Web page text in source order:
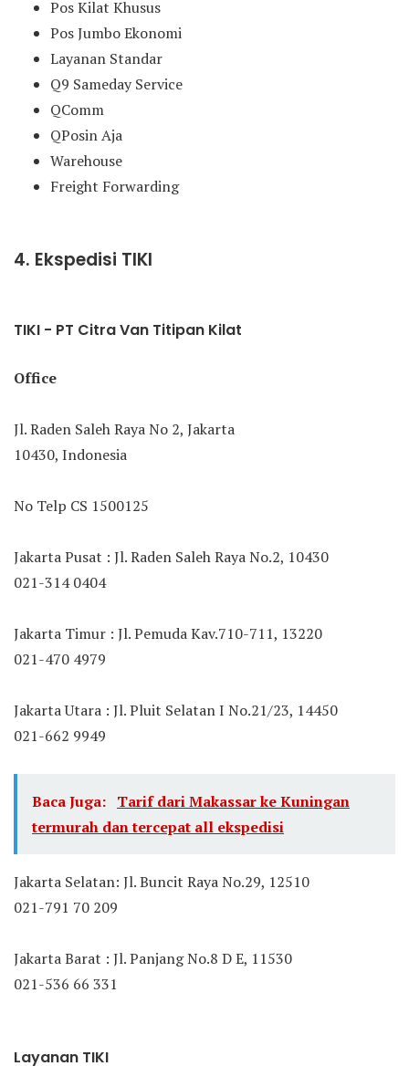
Pos Kilat Khusus
Pos Jumbo Ekonomi
Layanan Standar
Q9 Sameday Service
QComm
QPosin Aja
Warehouse
Freight Forwarding
4. Ekspedisi TIKI
TIKI - PT Citra Van Titipan Kilat
Office
Jl. Raden Saleh Raya No 2, Jakarta
10430, Indonesia
No Telp CS 1500125
Jakarta Pusat : Jl. Raden Saleh Raya No.2, 10430
021-314 0404
Jakarta Timur : Jl. Pemuda Kav.710-711, 13220
021-470 4979
Jakarta Utara : Jl. Pluit Selatan I No.21/23, 14450
021-662 9949
Baca Juga: Tarif dari Makassar ke Kuningan
termurah dan tercepat all ekspedisi
Jakarta Selatan: Jl. Buncit Raya No.29, 12510
021-791 70 209
Jakarta Barat : Jl. Panjang No.8 D E, 11530
021-536 66 331
Layanan TIKI